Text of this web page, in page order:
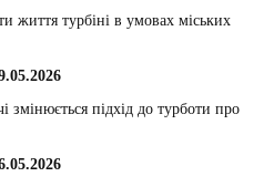
життя турбіні в умовах міських
змінюється підхід до турботи про